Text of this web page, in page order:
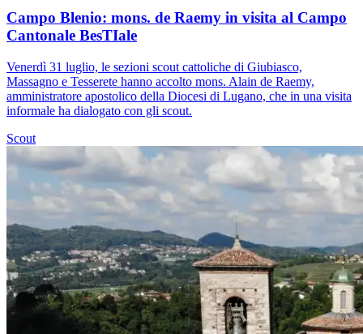
Campo Blenio: mons. de Raemy in visita al Campo
Cantonale BesTIale
Venerdì 31 luglio, le sezioni scout cattoliche di Giubiasco,
Massagno e Tesserete hanno accolto mons. Alain de Raemy,
amministratore apostolico della Diocesi di Lugano, che in una visita
informale ha dialogato con gli scout.
Scout